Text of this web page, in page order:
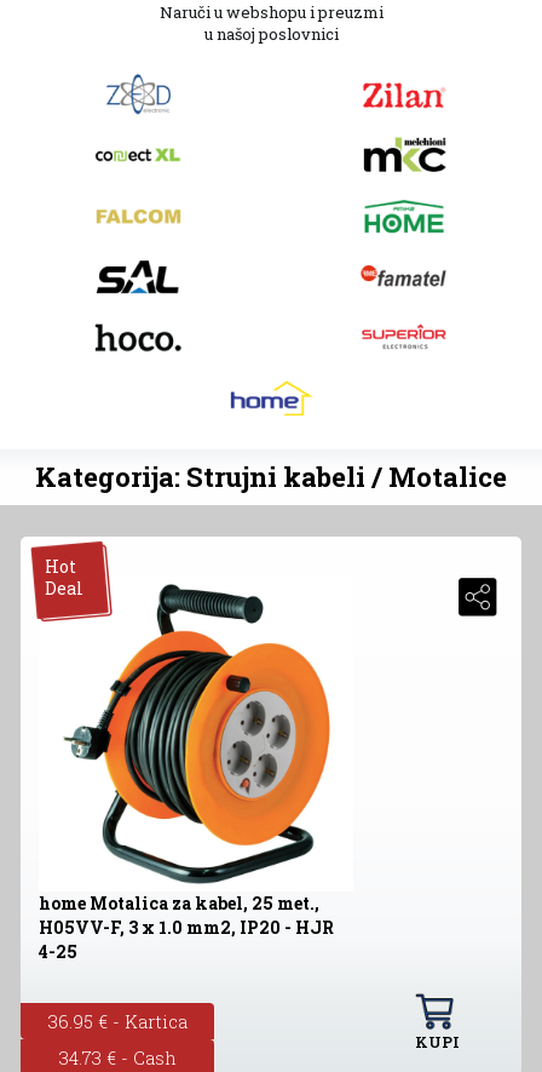
Naruči u webshopu i preuzmi
u našoj poslovnici
Kategorija: Strujni kabeli / Motalice
Hot
Deal
home Motalica za kabel, 25 met.,
H05VV-F, 3 x 1.0 mm2, IP20 - HJR
4-25
36.95 € - Kartica
34.73 € - Cash
KUPI